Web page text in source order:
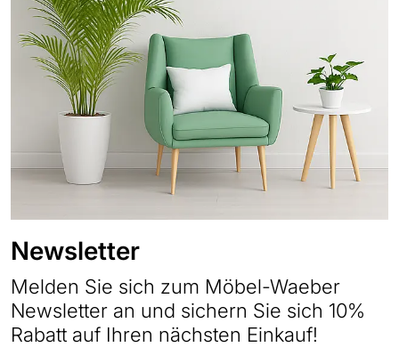
Newsletter
Melden Sie sich zum Möbel-Waeber
Newsletter an und sichern Sie sich 10%
Rabatt auf Ihren nächsten Einkauf!